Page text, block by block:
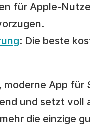
für Apple-
: Die beste
moderne App für
und setzt voll
die einzige